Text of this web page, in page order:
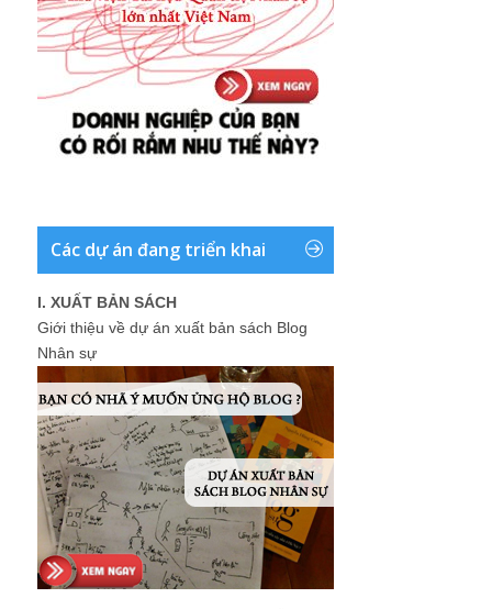
Các dự án đang triển khai
I. XUẤT BẢN SÁCH
Giới thiệu về dự án xuất bản sách Blog
Nhân sự